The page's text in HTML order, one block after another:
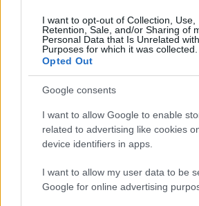
I want to opt-out of Collection, Use,
Retention, Sale, and/or Sharing of
Personal Data that Is Unrelated
Purposes for which it was collected.
Opted Out
Google consents
I want to allow Google to enable
related to advertising like cookies
device identifiers in apps.
I want to allow my user data to be
Google for online advertising
La candidatura di Irsina per
PIÙ LETTI